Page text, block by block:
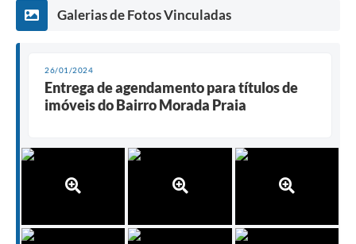
Galerias de Fotos Vinculadas
26/01/2024
Entrega de agendamento para títulos de
imóveis do Bairro Morada Praia